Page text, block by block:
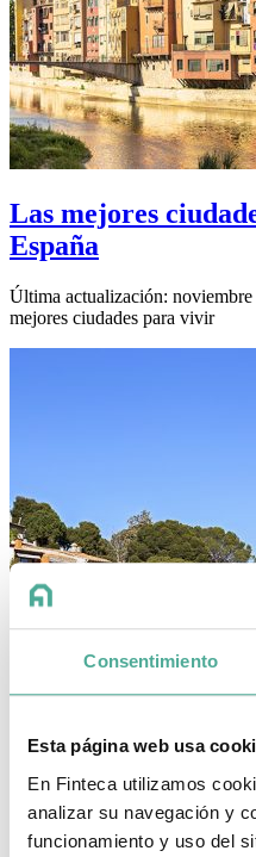
Consentimiento
Esta página web usa
En Finteca utilizamos
analizar su navegación y
funcionamiento y uso del
Las mejores
España
Última actualización:
mejores ciudades para vivir